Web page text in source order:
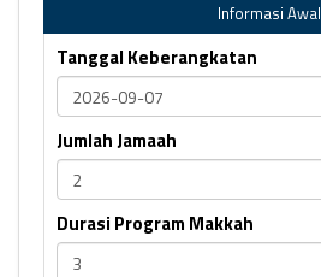
Informasi Awal
Tanggal Keberangkatan
Jumlah Jamaah
Durasi Program Makkah